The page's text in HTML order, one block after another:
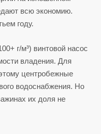
всю экономию.
году.
г/м³) винтовой насос
владения. Для
центробежные
водоснабжения. Но
их доля не